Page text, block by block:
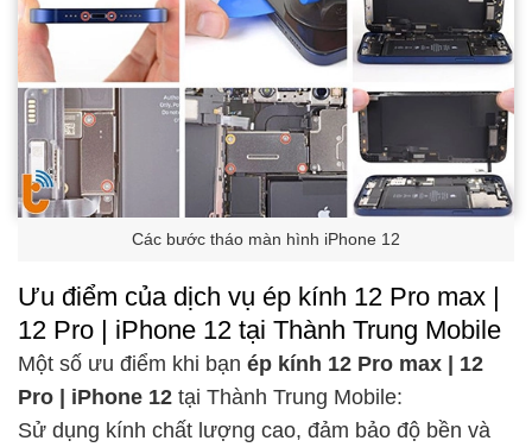
Các bước tháo màn hình iPhone 12
Ưu điểm của dịch vụ ép kính 12 Pro max |
12 Pro | iPhone 12 tại Thành Trung Mobile
Một số ưu điểm khi bạn ép kính 12 Pro max | 12
Pro | iPhone 12 tại Thành Trung Mobile:
Sử dụng kính chất lượng cao, đảm bảo độ bền và